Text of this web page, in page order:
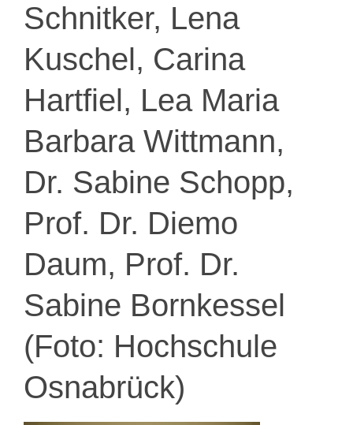
Schnitker, Lena
Kuschel, Carina
Hartfiel, Lea Maria
Barbara Wittmann,
Dr. Sabine Schopp,
Prof. Dr. Diemo
Daum, Prof. Dr.
Sabine Bornkessel
(Foto: Hochschule
Osnabrück)